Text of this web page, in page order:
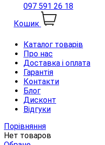
097 591 26 18
Кошик
Каталог товарів
Про нас
Доставка і оплата
Гарантія
Контакти
Блог
Дисконт
Відгуки
Порівняння
Нет товаров